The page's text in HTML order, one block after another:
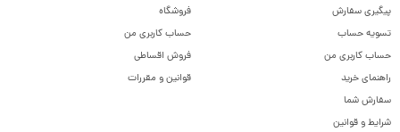
پیگیری سفارش
تسویه حساب
حساب کاربری من
راهنمای خرید
سفارش شما
شرایط و قوانین
فروشگاه
حساب کاربری من
فروش اقساطی
قوانین و مقررات